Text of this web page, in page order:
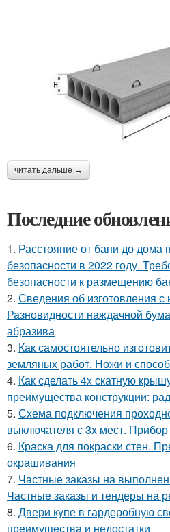
читать дальше →
Последние
1. Расстояние от бани до дома
безопасности в 2022 году.
безопасности к размещению
2. Сведения об изготовления
Разновидности наждачной
абразива
3. Как самостоятельно
земляных работ. Ножи и
4. Как сделать 4х скатную
преимущества конструкции:
5. Схема подключения
выключателя с 3х мест. Прибор
6. Краска для покраски стен.
окрашивания
7. Частные заказы на
Частные заказы и тендеры на
8. Двери купе в гардеробную
преимущества и недостатки